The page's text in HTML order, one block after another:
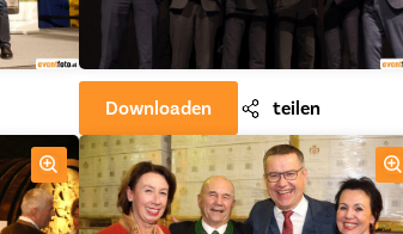
Downloaden teilen